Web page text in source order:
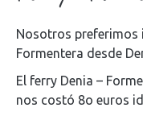
Nosotros preferimos
Formentera desde
El ferry Denia –
nos costó 8o euros